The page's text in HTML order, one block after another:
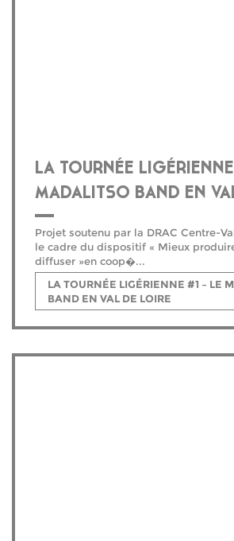
LA TOURNÉE
MADALITSO BAND EN
Projet soutenu par la DRAC Centre-
le cadre du dispositif « Mieux
diffuser »en coop�...
LA TOURNÉE LIGÉRIENNE #1 – LE
BAND EN VAL DE LOIRE